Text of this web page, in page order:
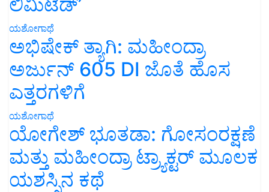
ಯಶೋಗಾಥೆ
ಅಭಿಷೇಕ್ ತ್ಯಾಗಿ: ಮಹೀಂದ್ರಾ
ಅರ್ಜುನ್ 605 DI ಜೊತೆ ಹೊಸ
ಎತ್ತರಗಳಿಗೆ
ಯಶೋಗಾಥೆ
ಯೋಗೇಶ್ ಭೂತಡಾ: ಗೋಸಂರಕ್ಷಣೆ
ಮತ್ತು ಮಹೀಂದ್ರಾ ಟ್ರ್ಯಾಕ್ಟರ್ ಮೂಲಕ
ಯಶಸ್ಸಿನ ಕಥೆ